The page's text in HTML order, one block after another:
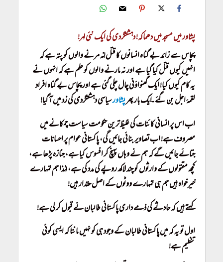
پشاور میں مسجد میں دھماکہ! دہشتگردی کی ایک نئی لہر!
پچاس سے زائد بے گناہ انسانوں کا قتل! نہ مرنے والوں کو پتہ ہے کہ
انہیں کیوں قتل کیا گیا ہے اور نہ مارنے والوں کو علم ہے کہ انہوں نے
یہ کام کیوں کیا! ایک گھنواؤنی چال چلی گئی ہے اور پچاس بے گناہ افراد
لقمۂ اجل بن گئے۔ ایک بار پھرپشاورسیاسی دہشتگردی کی زد میں آ گیا!
اب اس پر انسانی کائنات کی غلیظ ترین حکومت سیاست چمکانے میں
مصروف ہے! اب تصاویر بنائی جائیں گی، پاکستانی عوام پر احسانات
جتائے جائیں گے کہ ہم نے وہاں پہنچ کر افسوس کیا ہے، جنازہ پڑھا ہے،
کچھ مقتولوں کے وارثوں کو چند لاکھ روپے کی مدد کی ہے، لہٰذا ہم تمہارے
خیرخواہ ہیں ہم ہی تمہارے ووٹوں کے اصل حقدار ہیں!
کہتے ہیں کہ حادثے کی ذمے داری پاکستانی طالبان نے قبول کر لی ہے!
اول تو یہ کہ میں پاکستانی طالبان کے وجود ہی کو نہیں مانتا کہ ایسی کوئی
تنظیم ہے!